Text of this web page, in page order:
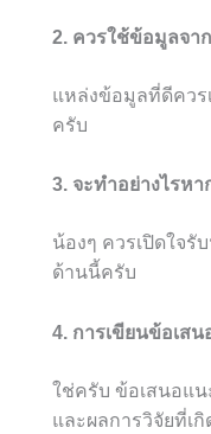
2. ควรใช้ข้อมูลจา
แหล่งข้อมูลที่ดีควร
ครับ
3. จะทำอย่างไรห
น้องๆ ควรเปิดใจ
ด้านนี้ครับ
4. การเขียนข้อเส
ใช่ครับ ข้อเสนอแ
และผลการวิจัยที่เ